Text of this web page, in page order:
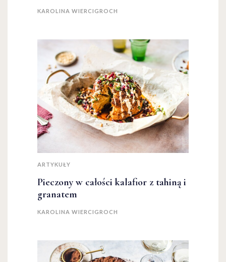
KAROLINA WIERCIGROCH
ARTYKUŁY
Pieczony w całości kalafior z tahiną i
granatem
KAROLINA WIERCIGROCH